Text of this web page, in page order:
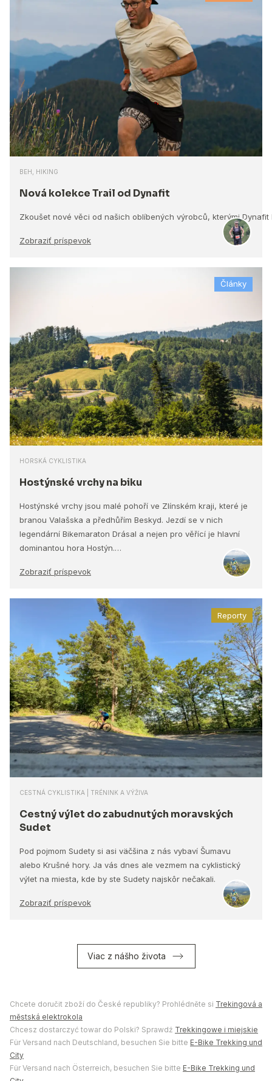
BEH, HIKING
Nová kolekce Trail od Dynafit
Zkoušet nové věci od našich oblíbených výrobců, kterými
Zobraziť príspevok
Články
HORSKÁ CYKLISTIKA
Hostýnské vrchy na biku
Hostýnské vrchy jsou malé pohoří ve Zlínském kraji, které je
branou Valašska a předhůřím Beskyd. Jezdí se v nich
legendární Bikemaraton Drásal a nejen pro věřící je hlavní
dominantou hora Hostýn.…
Zobraziť príspevok
Reporty
CESTNÁ CYKLISTIKA | TRÉNINK A VÝŽIVA
Cestný výlet do zabudnutých moravských
Sudet
Pod pojmom Sudety si asi väčšina z nás vybaví Šumavu
alebo Krušné hory. Ja vás dnes ale vezmem na cyklistický
výlet na miesta, kde by ste Sudety najskôr nečakali.
Zobraziť príspevok
Viac z nášho života
Chcete doručit zboží do České republiky? Prohlédněte si Trekingová a
městská elektrokola
Chcesz dostarczyć towar do Polski? Sprawdź Trekkingowe i miejskie
Für Versand nach Deutschland, besuchen Sie bitte E-Bike Trekking und
City
Für Versand nach Österreich, besuchen Sie bitte E-Bike Trekking und